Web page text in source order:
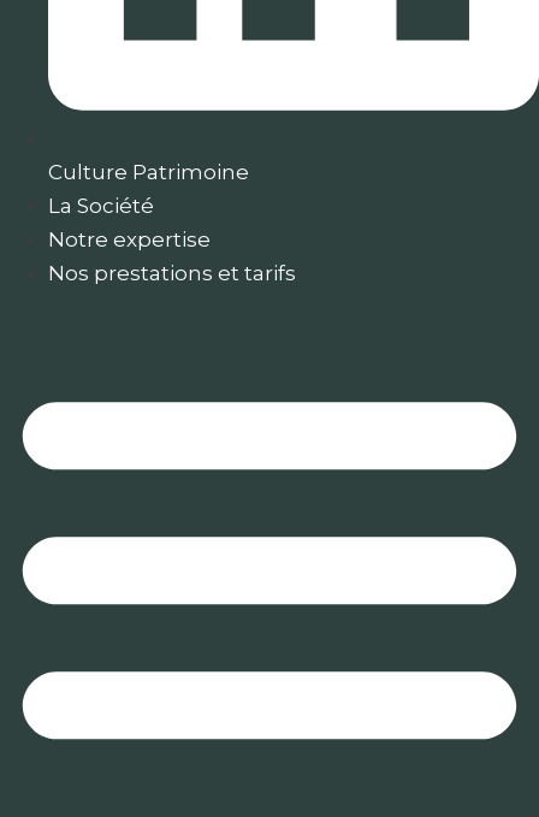
Culture Patrimoine
La Société
Notre expertise
Nos prestations et tarifs